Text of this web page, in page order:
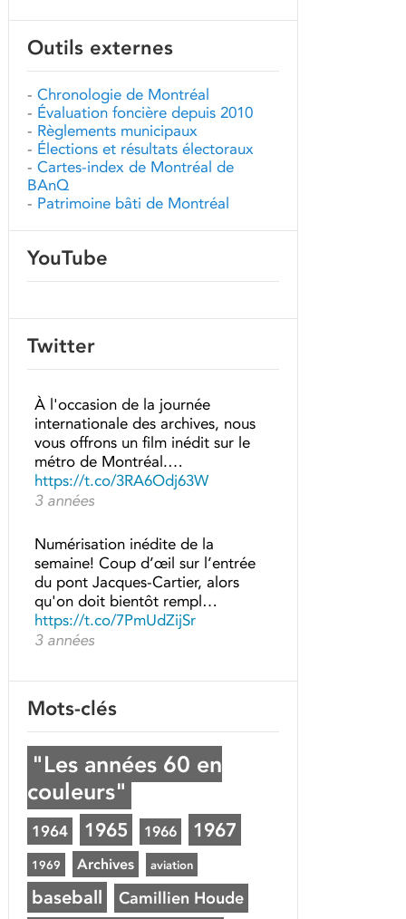
Outils externes
- Chronologie de Montréal
- Évaluation foncière depuis 2010
- Règlements municipaux
- Élections et résultats électoraux
- Cartes-index de Montréal de
BAnQ
- Patrimoine bâti de Montréal
YouTube
Twitter
À l'occasion de la journée
internationale des archives, nous
vous offrons un film inédit sur le
métro de Montréal.…
https://t.co/3RA6Odj63W
3 années
Numérisation inédite de la
semaine! Coup d’œil sur l’entrée
du pont Jacques-Cartier, alors
qu'on doit bientôt rempl…
https://t.co/7PmUdZijSr
3 années
Mots-clés
"Les années 60 en
couleurs"
1964 1965 1966 1967
1969 Archives aviation
baseball Camillien Houde